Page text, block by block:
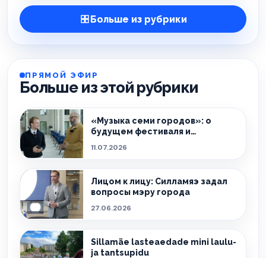
Больше из рубрики
ПРЯМОЙ ЭФИР
Больше из этой рубрики
«Музыка семи городов»: о
будущем фестиваля и
11.07.2026
Лицом к лицу: Силламяэ задал
вопросы мэру города
27.06.2026
Sillamäe lasteaedade mini laulu-
ja tantsupidu